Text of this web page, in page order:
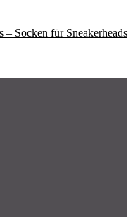
– Socken für Sneakerheads